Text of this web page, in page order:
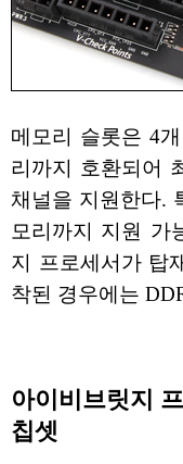
메모리 슬롯은 4
리까지 호환되어
채널을 지원한다.
모리까지 지원 가
지 프로세서가 탑
착된 경우에는
아이비브릿지
칩셋